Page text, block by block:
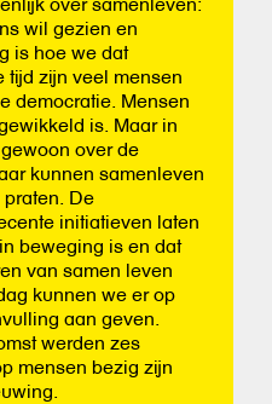
wil gezien en
is hoe we dat
tijd zijn veel mensen
democratie. Mensen
is. Maar in
over de
kunnen samenleven
De
initiatieven laten
beweging is en dat
van samen leven
kunnen we er op
aan geven.
werden zes
mensen bezig zijn